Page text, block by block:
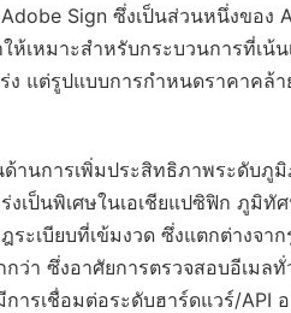
Sign ซึ่งเป็นส่วนหนึ่งของ
เหมาะสำหรับกระบวนการที่เน้น
แต่รูปแบบการกำหนดราคาคล้
ด้านการเพิ่มประสิทธิภาพระดับภู
เป็นพิเศษในเอเชียแปซิฟิก ภูมิทั
ะเบียบที่เข้มงวด ซึ่งแตกต่างจา
ว่า ซึ่งอาศัยการตรวจสอบอีเมล
ารเชื่อมต่อระดับฮาร์ดแวร์/API